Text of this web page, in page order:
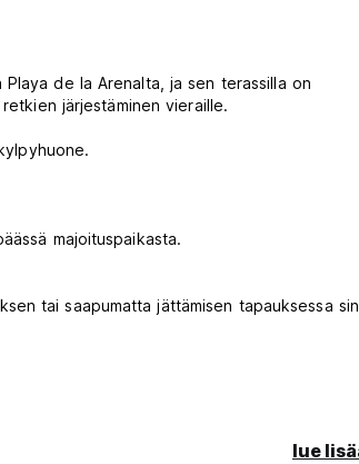
de la Arenalta, ja sen terassilla on
järjestäminen vieraille.
majoituspaikasta.
tai saapumatta jättämisen tapauksessa
lue